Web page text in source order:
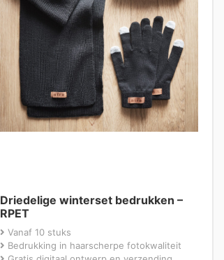
Driedelige winterset bedrukken –
RPET
Vanaf 10 stuks
Bedrukking in haarscherpe fotokwaliteit